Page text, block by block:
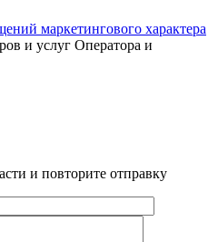
маркетингового характера
и услуг Оператора и
и повторите отправку